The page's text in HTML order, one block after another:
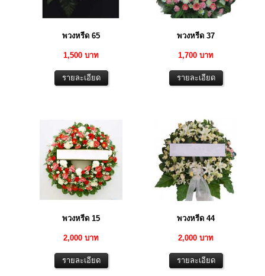
พวงหรีด 65
1,500 บาท
พวงหรีด 37
1,700 บาท
พวงหรีด 15
2,000 บาท
พวงหรีด 44
2,000 บาท